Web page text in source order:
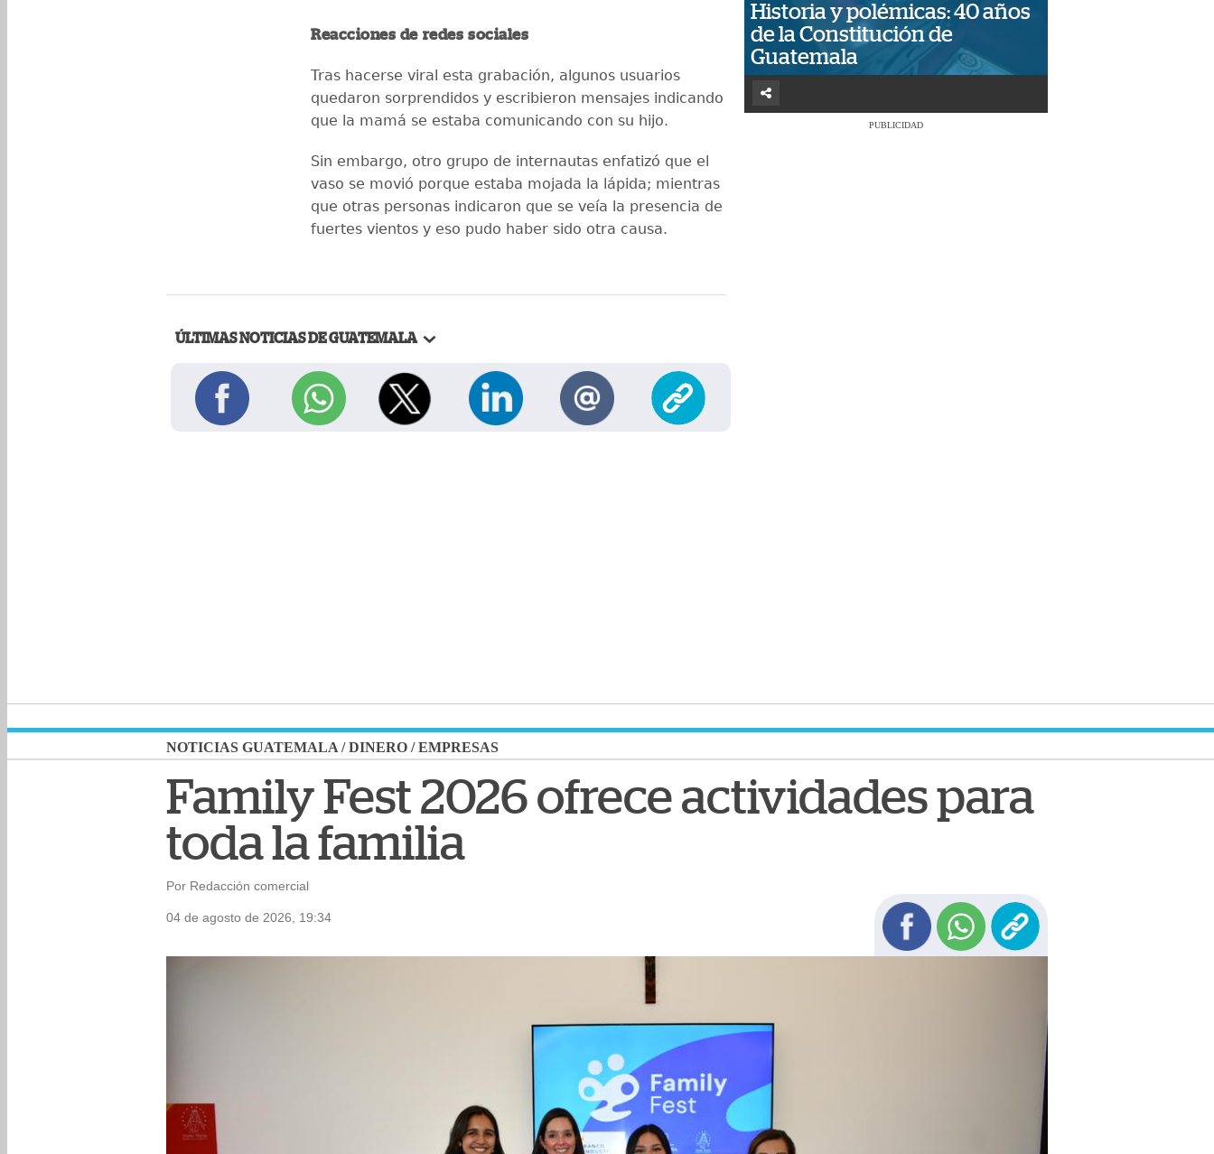
Reacciones de redes sociales
Tras hacerse viral esta grabación, algunos usuarios
quedaron sorprendidos y escribieron mensajes indicando
que la mamá se estaba comunicando con su hijo.
Sin embargo, otro grupo de internautas enfatizó que el
vaso se movió porque estaba mojada la lápida; mientras
que otras personas indicaron que se veía la presencia de
fuertes vientos y eso pudo haber sido otra causa.
ÚLTIMAS NOTICIAS DE GUATEMALA
Historia y polémicas: 40 años
de la Constitución de
Guatemala
PUBLICIDAD
NOTICIAS GUATEMALA /DINERO /EMPRESAS
Family Fest 2026 ofrece actividades para
toda la familia
Por Redacción comercial
04 de agosto de 2026, 19:34